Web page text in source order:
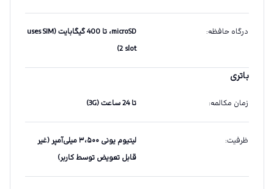
درگاه حافظه:
microSD، تا 400 گیگابایت (uses SIM
2 slot)
باتری
زمان مکالمه: تا 24 ساعت (3G)
ظرفیت:
لیتیوم یونی ۳،۵۰۰ میلی‌آمپر (غیر
قابل تعویض توسط کاربر)